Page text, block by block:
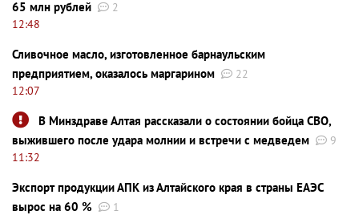
65 млн рублей
2
12:48
Сливочное масло, изготовленное барнаульским
предприятием, оказалось маргарином
22
12:07
В Минздраве Алтая рассказали о состоянии бойца СВО,
выжившего после удара молнии и встречи с медведем
9
11:32
Экспорт продукции АПК из Алтайского края в страны ЕАЭС
вырос на 60 %
1